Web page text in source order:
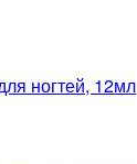
ногтей, 12мл